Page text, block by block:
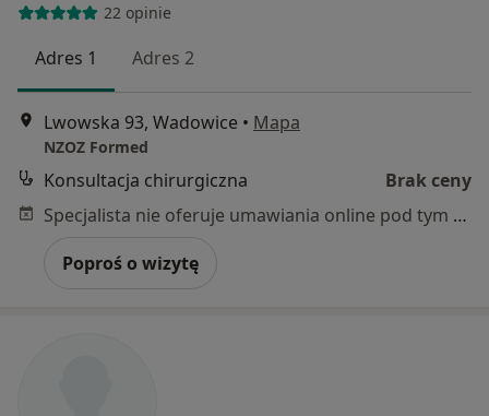
22 opinie
Adres 1 Adres 2
Lwowska 93, Wadowice • Mapa
NZOZ Formed
Konsultacja chirurgiczna
Brak ceny
Specjalista nie oferuje umawiania online pod tym adresem.
Poproś o wizytę